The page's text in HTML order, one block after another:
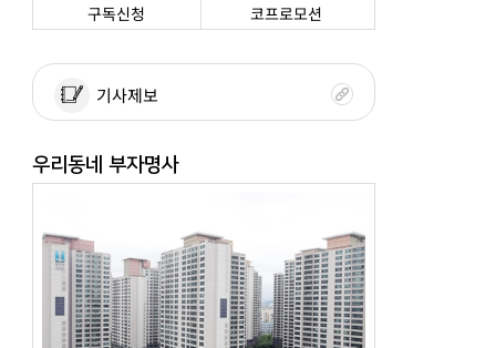
구독신청 코프로모션
기사제보
우리동네 부자명사